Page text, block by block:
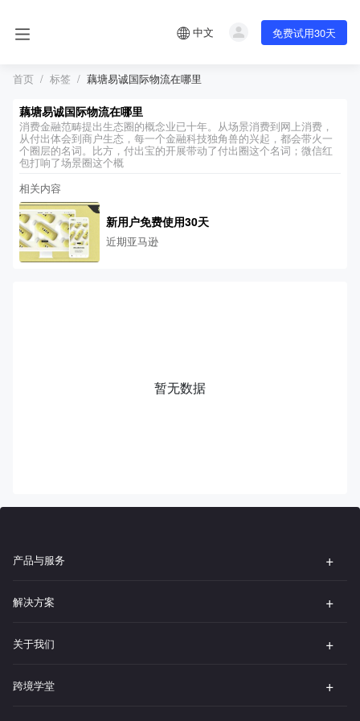
中文 免费试用30天
首页 标签 藕塘易诚国际物流在哪里
藕塘易诚国际物流在哪里
消费金融范畴提出生态圈的概念业已十年。从场景消费到网上消费，
从付出体会到商户生态，每一个金融科技独角兽的兴起，都会带火一
个圈层的名词。比方，付出宝的开展带动了付出圈这个名词；微信红
包打响了场景圈这个概
相关内容
新用户免费使用30天
近期亚马逊
暂无数据
产品与服务
解决方案
关于我们
跨境学堂